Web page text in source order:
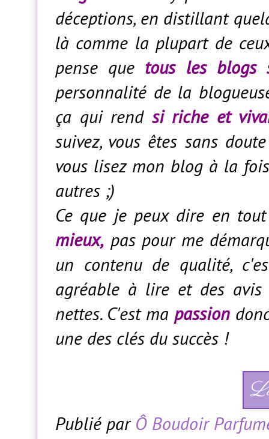
déceptions, en distillant
là comme la plupart de
pense que tous les blogs
personnalité de la
ça qui rend si riche et
suivez, vous êtes sans
vous lisez mon blog à la
autres ;)
Ce que je peux dire en
mieux, pas pour me
un contenu de qualité,
agréable à lire et des avis
nettes. C'est ma passion
une des clés du succès !
Publié par Ô Boudoir